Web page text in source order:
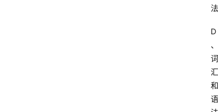
法
D
、
词
汇
和
语